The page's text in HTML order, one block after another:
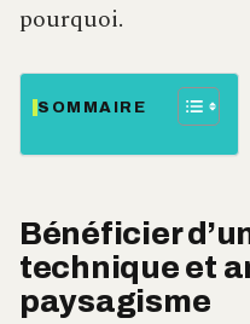
pourquoi.
SOMMAIRE
Bénéficier
technique et
paysagisme